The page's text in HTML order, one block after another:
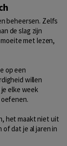
beheersen. Zelfs
de slag zijn
met lezen,
op een
willen
elke week
het maakt niet uit
dat je al jaren in